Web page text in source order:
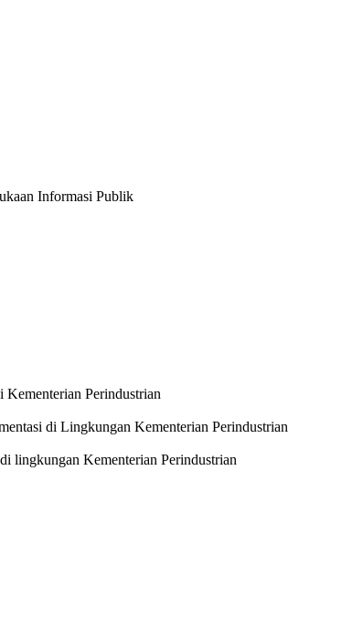
Informasi Publik
Kementerian Perindustrian
di Lingkungan Kementerian Perindustrian
lingkungan Kementerian Perindustrian